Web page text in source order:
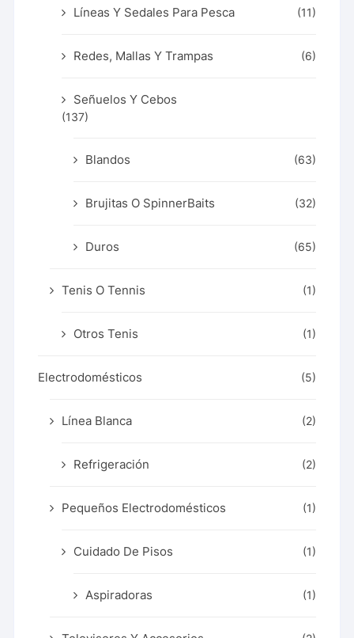
Líneas Y Sedales Para Pesca (11)
Redes, Mallas Y Trampas (6)
Señuelos Y Cebos
(137)
Blandos (63)
Brujitas O SpinnerBaits (32)
Duros (65)
Tenis O Tennis (1)
Otros Tenis (1)
Electrodomésticos (5)
Línea Blanca (2)
Refrigeración (2)
Pequeños Electrodomésticos (1)
Cuidado De Pisos (1)
Aspiradoras (1)